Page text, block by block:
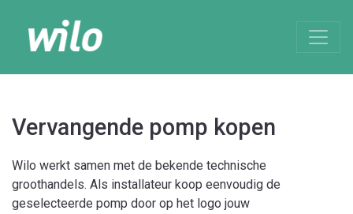
Vervangende pomp kopen
Wilo werkt samen met de bekende technische
groothandels. Als installateur koop eenvoudig de
geselecteerde pomp door op het logo jouw